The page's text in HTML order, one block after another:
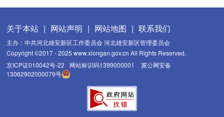
关于本站 | 网站声明 | 网站地图 | 联系我们
主办：中共河北雄安新区工作委员会 河北雄安新区管理委员会
Copyright ©2017 - 2025 www.xiongan.gov.cn All Rights Reserved.
京ICP证010042号-22
网站标识码1399000001
冀公网安备
13062902000079号